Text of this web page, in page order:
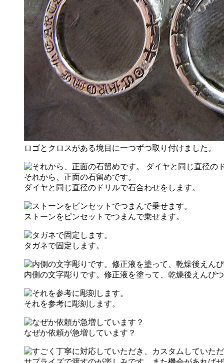
ロゴとクロスがある境目に一つずつ取り付けました。
それから、正面の石留めです。
ダイヤと同じ直径のドリルで石合わせをします。
ストーンをピンセットでつまんで乗せます。
タガネで固定します。
内側の文字彫りです。修正液を塗って、乾燥後えんぴ
それを参考に彫刻します。
なぜか依頼が急増しています？